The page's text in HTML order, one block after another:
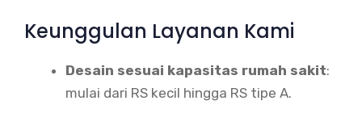
Keunggulan Layanan Kami
Desain sesuai kapasitas rumah sakit:
mulai dari RS kecil hingga RS tipe A.